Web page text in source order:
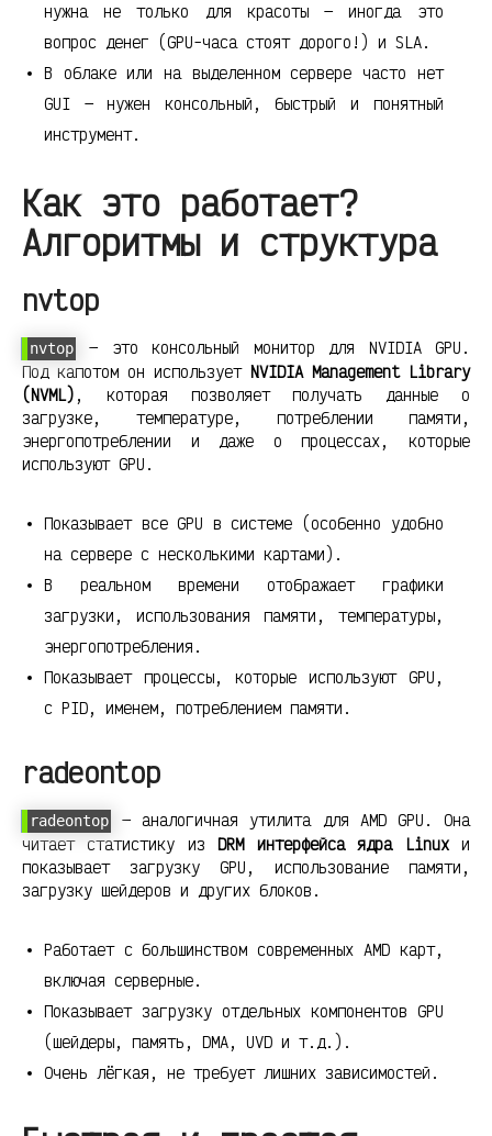
нужна не только для красоты — иногда это
вопрос денег (GPU-часа стоят дорого!) и SLA.
В облаке или на выделенном сервере часто нет
GUI — нужен консольный, быстрый и понятный
инструмент.
Как это работает?
Алгоритмы и структура
nvtop
nvtop
— это консольный монитор для NVIDIA GPU.
Под капотом он использует NVIDIA Management Library
(NVML) , которая позволяет получать данные о
загрузке, температуре, потреблении памяти,
энергопотреблении и даже о процессах, которые
используют GPU.
Показывает все GPU в системе (особенно удобно
на сервере с несколькими картами).
В реальном времени отображает графики
загрузки, использования памяти, температуры,
энергопотребления.
Показывает процессы, которые используют GPU,
с PID, именем, потреблением памяти.
radeontop
radeontop
— аналогичная утилита для AMD GPU. Она
читает статистику изDRM интерфейса ядра Linuxи
показывает загрузку GPU, использование памяти,
загрузку шейдеров и других блоков.
Работает с большинством современных AMD карт,
включая серверные.
Показывает загрузку отдельных компонентов GPU
(шейдеры, память, DMA, UVD и т.д.).
Очень лёгкая, не требует лишних зависимостей.